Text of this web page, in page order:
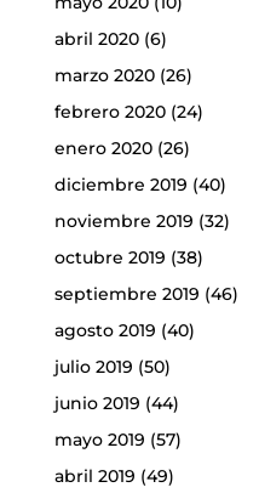
abril 2020(6)
marzo 2020(26)
febrero 2020(24)
enero 2020(26)
diciembre 2019 (40)
noviembre 2019 (32)
octubre 2019 (38)
septiembre 2019 (46)
agosto 2019 (40)
julio 2019 (50)
junio 2019 (44)
mayo 2019 (57)
abril 2019 (49)